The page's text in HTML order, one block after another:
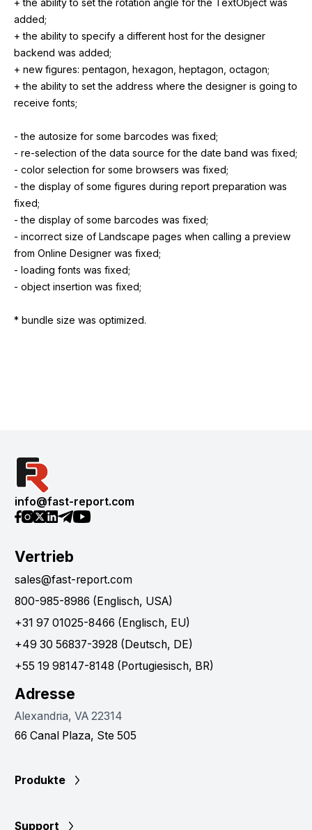
info@fast-report.com
Vertrieb
sales@fast-report.com
800-985-8986 (Englisch, USA)
+31 97 01025-8466 (Englisch, EU)
+49 30 56837-3928 (Deutsch, DE)
+55 19 98147-8148 (Portugiesisch, BR)
Adresse
Alexandria, VA 22314
66 Canal Plaza, Ste 505
Produkte
Support